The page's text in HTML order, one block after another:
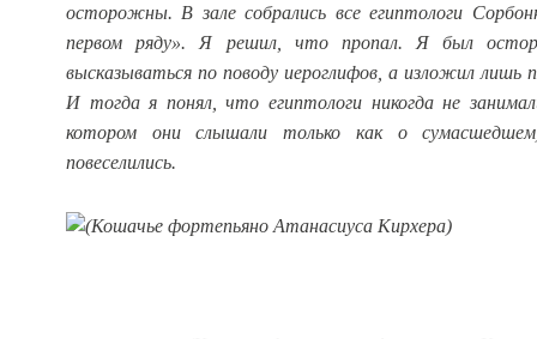
осторожны. В зале собрались все египтологи
первом ряду». Я решил, что пропал. Я был
высказываться по поводу иероглифов, а изложил лишь
И тогда я понял, что египтологи никогда не
котором они слышали только как о
повеселились.